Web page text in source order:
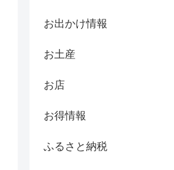
お出かけ情報
お土産
お店
お得情報
ふるさと納税